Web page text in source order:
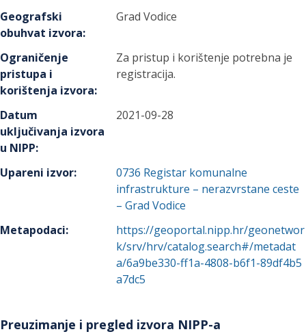
Geografski
obuhvat izvora:
Grad Vodice
Ograničenje
pristupa i
korištenja izvora:
Za pristup i korištenje potrebna je
registracija.
Datum
uključivanja izvora
u NIPP:
2021-09-28
Upareni izvor: 0736 Registar komunalne
infrastrukture – nerazvrstane ceste
– Grad Vodice
Metapodaci:
https://geoportal.nipp.hr/geonetwor
k/srv/hrv/catalog.search#/metadat
a/6a9be330-ff1a-4808-b6f1-89df4b5
a7dc5
Preuzimanje i pregled izvora NIPP-a